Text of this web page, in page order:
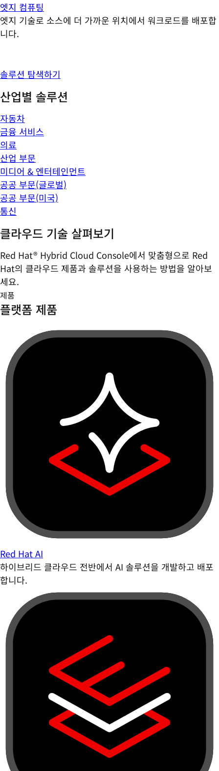
엣지 컴퓨팅
엣지 기술로 소스에 더 가까운 위치에서 워크로드를 배포합
니다.
솔루션 탐색하기
산업별 솔루션
자동차
금융 서비스
의료
산업 부문
미디어 & 엔터테인먼트
공공 부문(글로벌)
공공 부문(미국)
통신
클라우드 기술 살펴보기
Red Hat® Hybrid Cloud Console에서 맞춤형으로 Red
Hat의 클라우드 제품과 솔루션을 사용하는 방법을 알아보
세요.
제품
플랫폼 제품
Red Hat AI
하이브리드 클라우드 전반에서 AI 솔루션을 개발하고 배포
합니다.